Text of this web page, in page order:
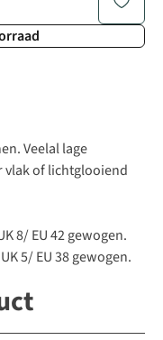
Veelal lage
vlak of lichtglooiend
8/ EU 42 gewogen.
5/ EU 38 gewogen.